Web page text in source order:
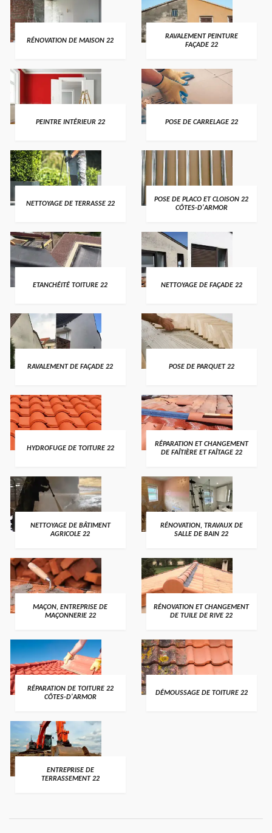
RÉNOVATION DE MAISON 22
RAVALEMENT PEINTURE
FAÇADE 22
PEINTRE INTÉRIEUR 22 POSE DE CARRELAGE 22
NETTOYAGE DE TERRASSE 22
POSE DE PLACO ET CLOISON 22
CÔTES-D'ARMOR
ETANCHÉITÉ TOITURE 22 NETTOYAGE DE FAÇADE 22
RAVALEMENT DE FAÇADE 22 POSE DE PARQUET 22
HYDROFUGE DE TOITURE 22
RÉPARATION ET CHANGEMENT
DE FAÎTIÈRE ET FAÎTAGE 22
NETTOYAGE DE BÂTIMENT
AGRICOLE 22
RÉNOVATION, TRAVAUX DE
SALLE DE BAIN 22
MAÇON, ENTREPRISE DE
MAÇONNERIE 22
RÉNOVATION ET CHANGEMENT
DE TUILE DE RIVE 22
RÉPARATION DE TOITURE 22
CÔTES-D'ARMOR
DÉMOUSSAGE DE TOITURE 22
ENTREPRISE DE
TERRASSEMENT 22